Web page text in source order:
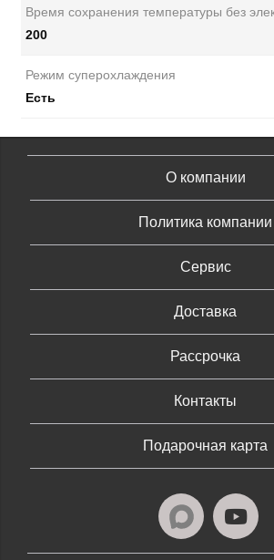
Время сохранения температуры без
200
Режим суперохлаждения
Есть
О компании
Политика компании
Сервис
Доставка
Рассрочка
Контакты
Подарочная карта